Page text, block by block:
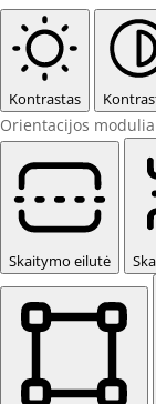
Kontrastas
Orientacijos
Skaitymo eilutė